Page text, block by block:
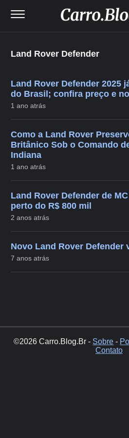
Land Rover Defender
Land Rover Defender 2025
do Brasil; confira preço e
1 ano atrás
Como a Land Rover
Britânico Sob o Comando
Indiana
1 ano atrás
Land Rover Defender de
perto do R$ 800 mil
2 anos atrás
Novo Land Rover Defender
7 anos atrás
©2026 Carro.Blog.Br - Sobre -
Contato